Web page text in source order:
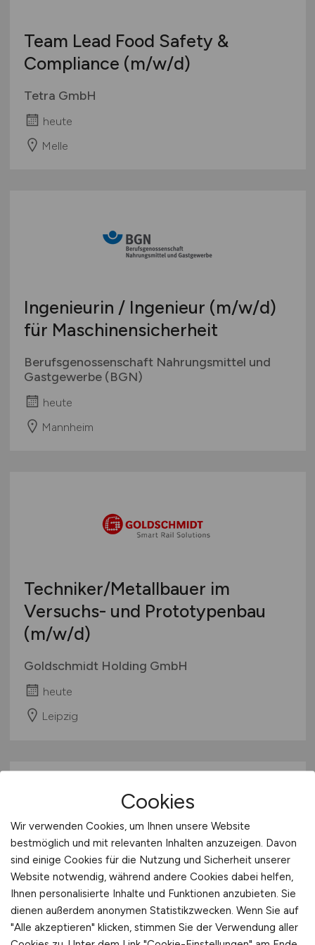
Team Lead Food Safety &
Compliance (m/w/d)
Tetra GmbH
heute
Melle
Ingenieurin / Ingenieur (m/w/d)
für Maschinensicherheit
Berufsgenossenschaft Nahrungsmittel und
Gastgewerbe (BGN)
heute
Mannheim
Techniker/Metallbauer im
Versuchs- und Prototypenbau
(m/w/d)
Goldschmidt Holding GmbH
heute
Leipzig
Koch(w/m/d)
Bavaria Alm
heute
Cookies
Wir verwenden Cookies, um Ihnen unsere Website
bestmöglich und mit relevanten Inhalten anzuzeigen. Davon
sind einige Cookies für die Nutzung und Sicherheit unserer
Website notwendig, während andere Cookies dabei helfen,
Ihnen personalisierte Inhalte und Funktionen anzubieten. Sie
dienen außerdem anonymen Statistikzwecken. Wenn Sie auf
"Alle akzeptieren" klicken, stimmen Sie der Verwendung aller